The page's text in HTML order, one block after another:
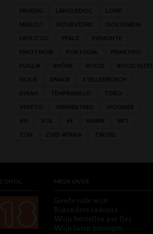
KRUIDIG LANGUEDOC LOIRE
MERLOT MOURVÈDRE OOSTENRIJK
PAYS D'OC PFALZ PIEMONTE
PINOT NOIR PORTUGAL PRIMITIVO
PUGLIA RHÔNE ROOD ROOD VLEES
SICILIË SPANJE STELLENBOSCH
SYRAH TEMPRANILLO TORO
VENETO VERMENTINO VIOGNIER
VIS VOL VS WARM WIT
ZON ZUID-AFRIKA ZWOEL
MEER OVER
Goede rode wijn
Bijzondere cadeaus
Wijn bestellen per fles
Wijn laten bezorgen